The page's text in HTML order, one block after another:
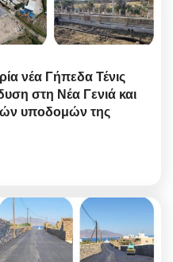
νέα Γήπεδα Τένις
στη Νέα Γενιά και
υποδομών της